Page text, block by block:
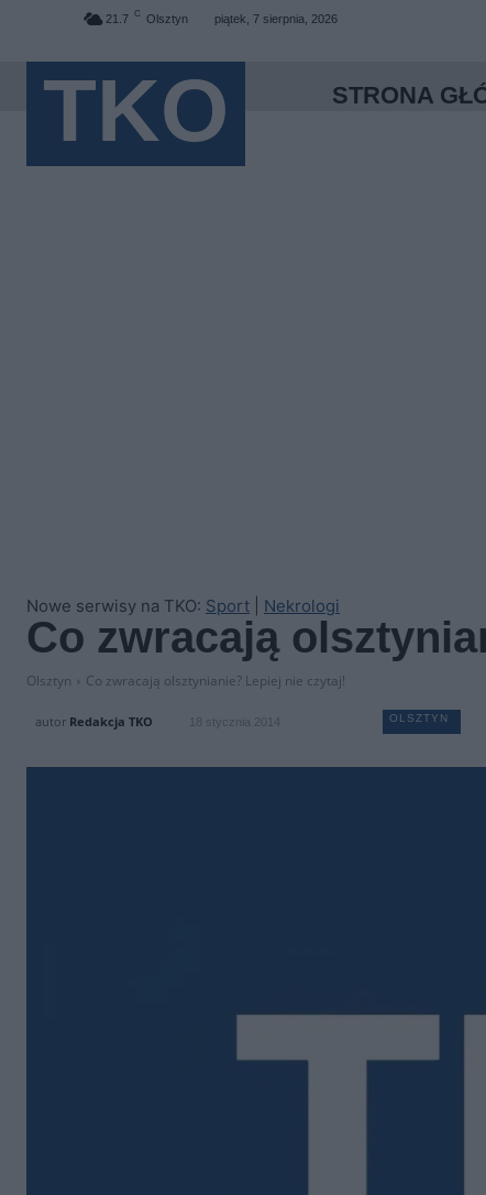
21.7 C Olsztyn piątek, 7 sierpnia, 2026
TKO STRONA
Nowe serwisy na TKO: Sport Nekrologi
Co zwracają
Olsztyn Co zwracają olsztynianie? Lepiej nie czytaj!
autor Redakcja TKO 18 stycznia 2014 OLSZTYN